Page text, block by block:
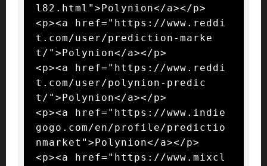
l82.html">Polynion</a></p>
<p><a href="https://www.reddi
t.com/user/prediction-marke
t/">Polynion</a></p>
<p><a href="https://www.reddi
t.com/user/polynion-predic
t/">Polynion</a></p>
<p><a href="https://www.indie
gogo.com/en/profile/predictio
nmarket">Polynion</a></p>
<p><a href="https://www.mixcl